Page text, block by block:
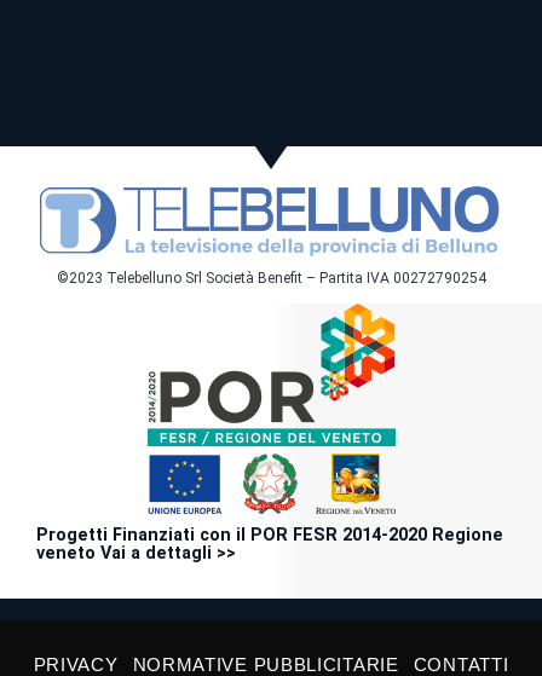
©2023 Telebelluno Srl Società Benefit – Partita IVA 00272790254
Progetti Finanziati con il POR FESR 2014-2020 Regione
veneto Vai a dettagli >>
PRIVACY NORMATIVE PUBBLICITARIE CONTATTI